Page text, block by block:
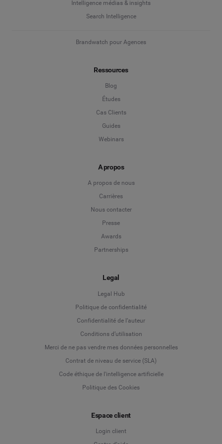
Marketing d'influenceIntelligence médias & insights
Search Intelligence
Brandwatch pour Agences
Ressources
Blog
Études
Cas Clients
Guides
Webinars
A propos
A propos de nous
Carrières
Nous contacter
Presse
Awards
Partnerships
Legal
Legal Hub
Politique de confidentialité
Confidentialité de l’auteur
Conditions d’utilisation
Merci de ne pas vendre mes données personnelles
Contrat de niveau de service (SLA)
Code éthique de l'intelligence artificielle
Politique des Cookies
Espace client
Login client
Language
Deutsch
English